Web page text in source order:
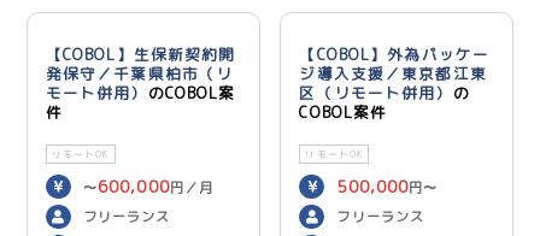
【COBOL】生保新契約開
発保守／千葉県柏市（リ
モート併用） のCOBOL案
件
リモートOK
〜600,000円／月
フリーランス
【COBOL】外為パッケー
ジ導入支援／東京都江東
区（リモート併用） の
COBOL案件
リモートOK
500,000円〜
600,000 円／月
フリーランス